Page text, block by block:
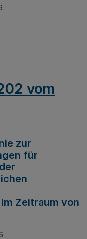
vom
zur
für
Zeitraum von